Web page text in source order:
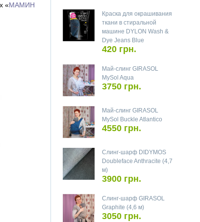
«МАМИН
Краска для окрашивания
ткани в стиральной
машине DYLON Wash &
Dye Jeans Blue
420 грн.
Май-слинг GIRASOL
MySol Aqua
3750 грн.
Май-слинг GIRASOL
MySol Buckle Atlantico
4550 грн.
Слинг-шарф DIDYMOS
Doubleface Anthracite (4,7
м)
3900 грн.
Слинг-шарф GIRASOL
Graphite (4,6 м)
3050 грн.